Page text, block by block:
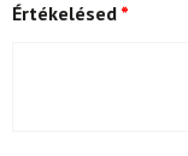
Értékelésed *